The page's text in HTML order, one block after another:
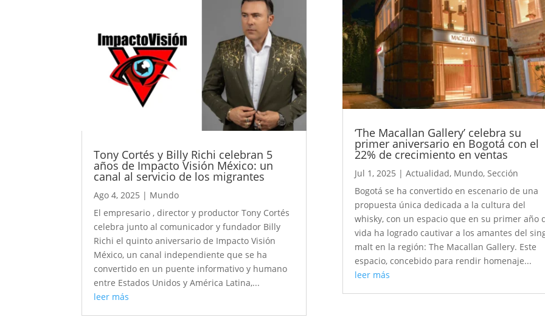
Tony Cortés y Billy Richi celebran 5
años de Impacto Visión México: un
canal al servicio de los migrantes
Ago 4, 2025 | Mundo
El empresario , director y productor Tony Cortés
celebra junto al comunicador y fundador Billy
Richi el quinto aniversario de Impacto Visión
México, un canal independiente que se ha
convertido en un puente informativo y humano
entre Estados Unidos y América Latina,...
leer más
‘The Macallan Gallery’ celebra su
primer aniversario en Bogotá con el
22% de crecimiento en ventas
Jul 1, 2025 |Actualidad, Mundo,Sección
Bogotá se ha convertido en escenario de una
propuesta única dedicada a la cultura del
whisky, con un espacio que en su primer año
vida ha logrado cautivar a los amantes del
malt en la región: The Macallan Gallery. Este
espacio, concebido para rendir homenaje...
leer más